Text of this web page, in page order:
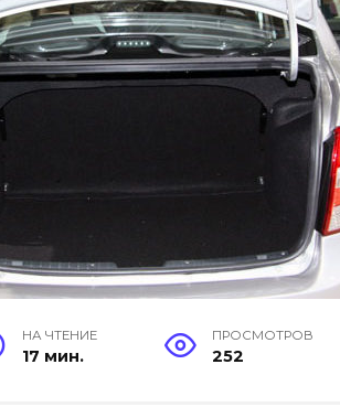
НА ЧТЕНИЕ
17 мин.
ПРОСМОТРОВ
252